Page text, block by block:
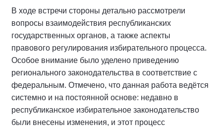
В ходе встречи стороны детально рассмотрели
вопросы взаимодействия республиканских
государственных органов, а также аспекты
правового регулирования избирательного процесса.
Особое внимание было уделено приведению
регионального законодательства в соответствие с
федеральным. Отмечено, что данная работа ведётся
системно и на постоянной основе: недавно в
республиканское избирательное законодательство
были внесены изменения, и этот процесс